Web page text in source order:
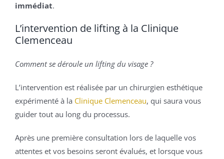
immédiat.
L’intervention de lifting à la Clinique
Clemenceau
Comment se déroule un lifting du visage ?
L’intervention est réalisée par un chirurgien esthétique
expérimenté à la Clinique Clemenceau, qui saura vous
guider tout au long du processus.
Après une première consultation lors de laquelle vos
attentes et vos besoins seront évalués, et lorsque vous